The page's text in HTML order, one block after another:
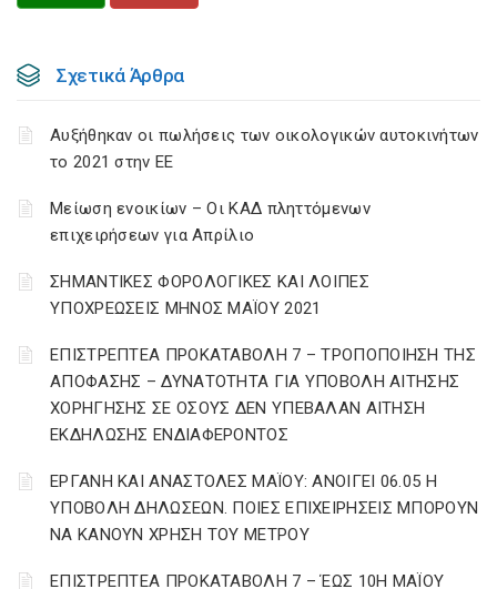
Σχετικά Άρθρα
Αυξήθηκαν οι πωλήσεις των οικολογικών αυτοκινήτων
το 2021 στην ΕΕ
Μείωση ενοικίων – Οι ΚΑΔ πληττόμενων
επιχειρήσεων για Απρίλιο
ΣΗΜΑΝΤΙΚΕΣ ΦΟΡΟΛΟΓΙΚΕΣ ΚΑΙ ΛΟΙΠΕΣ
ΥΠΟΧΡΕΩΣΕΙΣ ΜΗΝΟΣ ΜΑΪΟΥ 2021
ΕΠΙΣΤΡΕΠΤΕΑ ΠΡΟΚΑΤΑΒΟΛΗ 7 – ΤΡΟΠΟΠΟΙΗΣΗ ΤΗΣ
ΑΠΟΦΑΣΗΣ – ΔΥΝΑΤΟΤΗΤΑ ΓΙΑ ΥΠΟΒΟΛΗ ΑΙΤΗΣΗΣ
ΧΟΡΗΓΗΣΗΣ ΣΕ ΟΣΟΥΣ ΔΕΝ ΥΠΕΒΑΛΑΝ ΑΙΤΗΣΗ
ΕΚΔΗΛΩΣΗΣ ΕΝΔΙΑΦΕΡΟΝΤΟΣ
ΕΡΓΑΝΗ ΚΑΙ ΑΝΑΣΤΟΛΕΣ ΜΑΪΟΥ: ΑΝΟΙΓΕΙ 06.05 Η
ΥΠΟΒΟΛΗ ΔΗΛΩΣΕΩΝ. ΠΟΙΕΣ ΕΠΙΧΕΙΡΗΣΕΙΣ ΜΠΟΡΟΥΝ
ΝΑ ΚΑΝΟΥΝ ΧΡΗΣΗ ΤΟΥ ΜΕΤΡΟΥ
ΕΠΙΣΤΡΕΠΤΕΑ ΠΡΟΚΑΤΑΒΟΛΗ 7 – ΈΩΣ 10Η ΜΑΪΟΥ